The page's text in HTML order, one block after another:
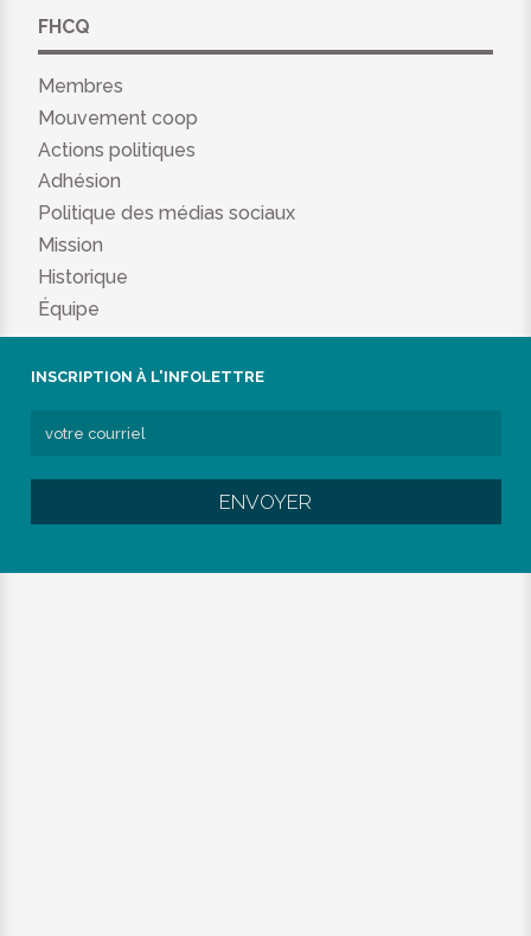
FHCQ
Membres
Mouvement coop
Actions politiques
Adhésion
Politique des médias sociaux
Mission
Historique
Équipe
INSCRIPTION À L'INFOLETTRE
ENVOYER